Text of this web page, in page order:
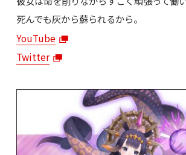
死んでも灰から蘇られるから。
YouTube
Twitter